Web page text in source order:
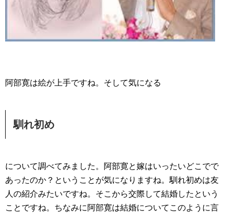
阿部寛は絵が上手ですね。そして気になる
馴れ初め
について調べてみました。阿部寛と嫁はいったいどこでで
あったのか？ということが気になりますね。馴れ初めは友
人の紹介みたいですね。そこから交際して結婚したという
ことですね。ちなみに阿部寛は結婚についてこのように言